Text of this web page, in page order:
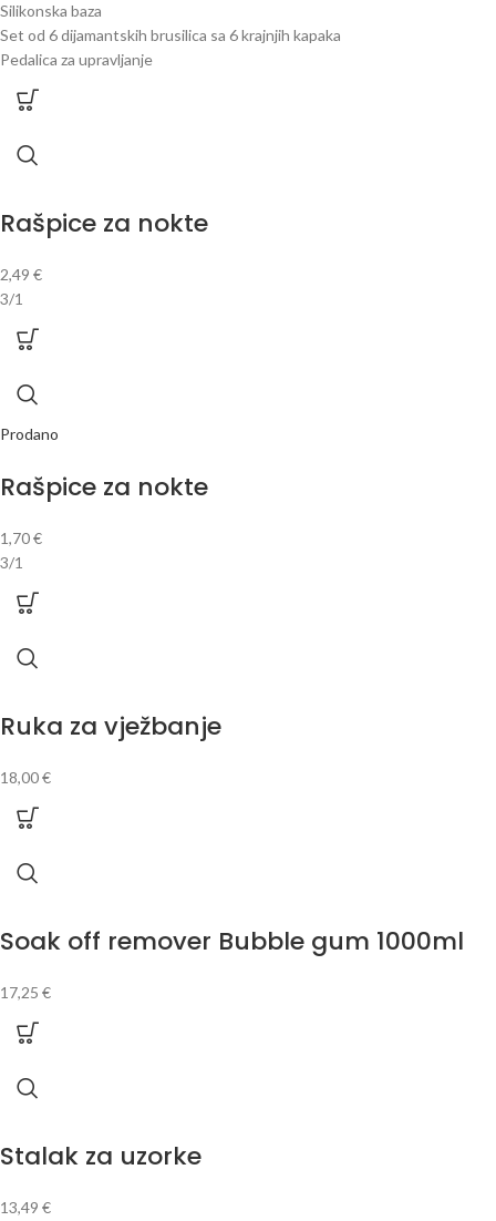
Silikonska baza
Set od 6 dijamantskih brusilica sa 6 krajnjih kapaka
Pedalica za upravljanje
Rašpice za nokte
2,49 €
3/1
Prodano
Rašpice za nokte
1,70€
3/1
Ruka za vježbanje
18,00€
Soak off remover Bubble gum 1000ml
17,25 €
Stalak za uzorke
13,49 €